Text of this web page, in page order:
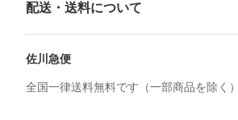
配送・送料について
佐川急便
全国一律送料無料です（一部商品を除く）